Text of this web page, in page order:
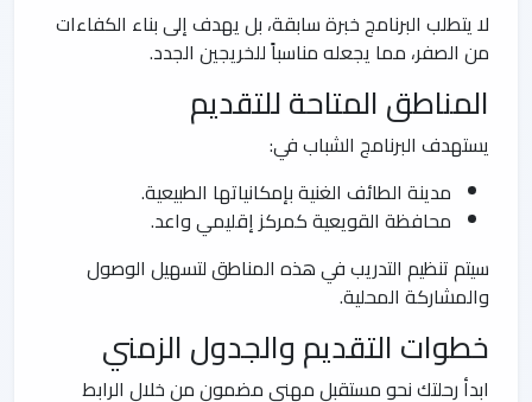
لا يتطلب البرنامج خبرة سابقة، بل يهدف إلى بناء الكفاءات
من الصفر، مما يجعله مناسباً للخريجين الجدد.
المناطق المتاحة للتقديم
يستهدف البرنامج الشباب في:
مدينة الطائف الغنية بإمكانياتها الطبيعية.
محافظة القويعية كمركز إقليمي واعد.
سيتم تنظيم التدريب في هذه المناطق لتسهيل الوصول
والمشاركة المحلية.
خطوات التقديم والجدول الزمني
ابدأ رحلتك نحو مستقبل مهني مضمون من خلال الرابط